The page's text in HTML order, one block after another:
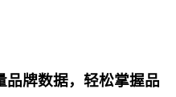
牌数据，轻松掌握品